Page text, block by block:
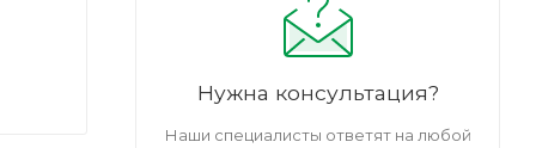
Нужна консультация?
Наши специалисты ответят на любой